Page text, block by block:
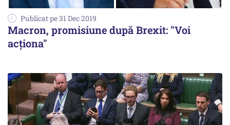
Publicat pe 31 Dec 2019
Macron, promisiune după Brexit: "Voi
acţiona"